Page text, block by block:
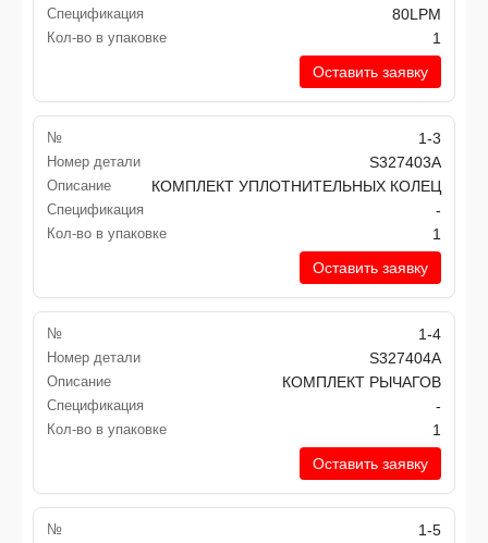
Спецификация 80LPM
Кол-во в упаковке
1
Оставить заявку
№ 1-3
Номер детали S327403A
Описание КОМПЛЕКТ УПЛОТНИТЕЛЬНЫХ КОЛЕЦ
Спецификация -
Кол-во в упаковке
1
Оставить заявку
№ 1-4
Номер детали S327404A
Описание КОМПЛЕКТ РЫЧАГОВ
Спецификация -
Кол-во в упаковке
1
Оставить заявку
№ 1-5